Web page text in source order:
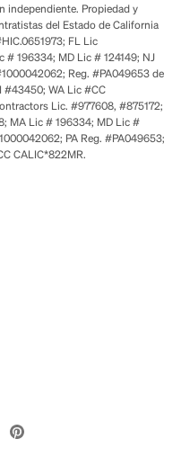
independiente. Propiedad y
del Estado de California
FL Lic
# 196334; MD Lic # 124149; NJ
Reg. #PA049653 de
#43450; WA Lic #CC
Lic. #977608, #875172;
MA Lic # 196334; MD Lic #
PA Reg. #PA049653;
CALIC*822MR.